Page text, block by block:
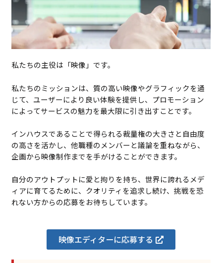
私たちの主役は「映像」です。
私たちのミッションは、質の高い映像やグラフィックを通
じて、ユーザーにより良い体験を提供し、プロモーション
によってサービスの魅力を最大限に引き出すことです。
インハウスであることで得られる裁量権の大きさと自由度
の高さを活かし、他職種のメンバーと議論を重ねながら、
企画から映像制作までを手がけることができます。
自分のアウトプットに愛と拘りを持ち、世界に誇れるメデ
ィアに育てるために、クオリティを追求し続け、挑戦を恐
れない方からの応募をお待ちしています。
映像エディターに応募する